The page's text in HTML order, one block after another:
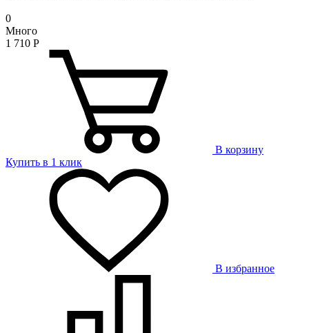
0
Много
1 710 Р
В корзину
Купить в 1 клик
В избранное